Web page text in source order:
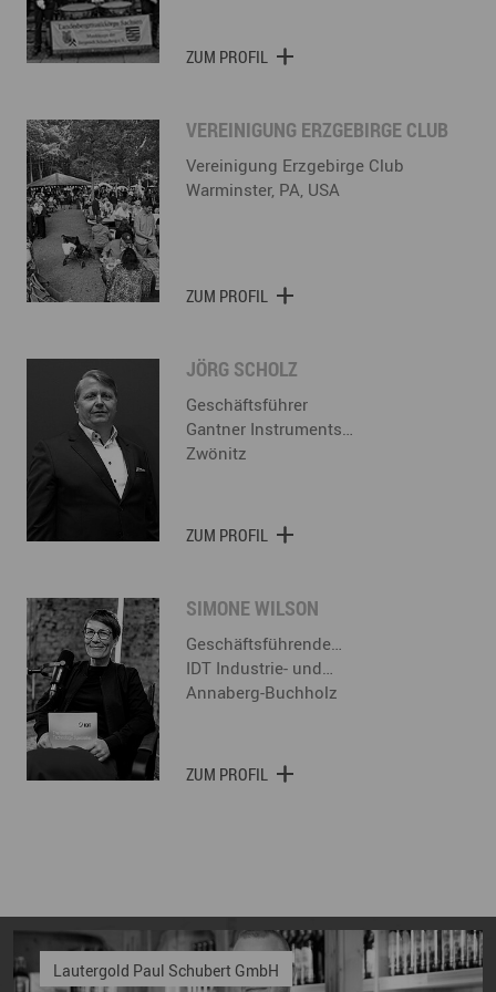
ZUM PROFIL
VEREINIGUNG ERZGEBIRGE CLUB
Vereinigung Erzgebirge Club
Warminster, PA, USA
ZUM PROFIL
JÖRG SCHOLZ
Geschäftsführer
Gantner Instruments…
Zwönitz
ZUM PROFIL
SIMONE WILSON
Geschäftsführende…
IDT Industrie- und…
Annaberg-Buchholz
ZUM PROFIL
Lautergold Paul Schubert GmbH